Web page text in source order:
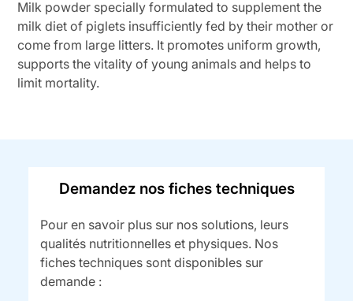
Milk powder specially formulated to supplement the
milk diet of piglets insufficiently fed by their mother or
come from large litters. It promotes uniform growth,
supports the vitality of young animals and helps to
limit mortality.
Demandez nos fiches techniques
Pour en savoir plus sur nos solutions, leurs
qualités nutritionnelles et physiques. Nos
fiches techniques sont disponibles sur
demande :